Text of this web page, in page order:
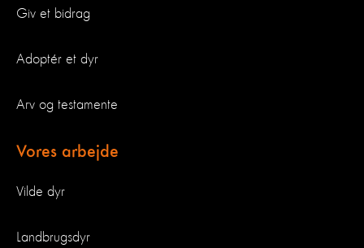
Giv et bidrag
Adoptér et dyr
Arv og testamente
Vores arbejde
Vilde dyr
Landbrugsdyr